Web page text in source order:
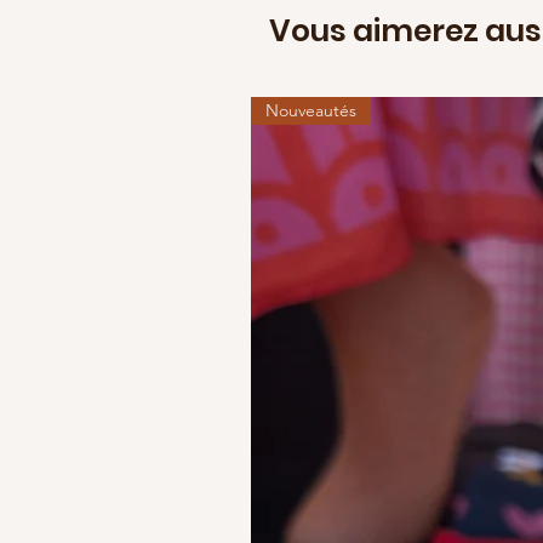
Vous aimerez
Nouveautés